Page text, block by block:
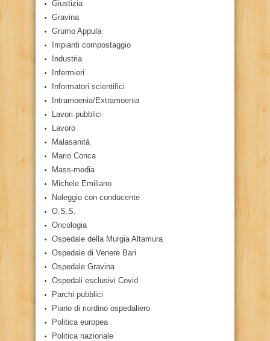
Giustizia
Gravina
Grumo Appula
Impianti compostaggio
Industria
Infermieri
Informatori scientifici
Intramoenia/Extramoenia
Lavori pubblici
Lavoro
Malasanità
Mario Conca
Mass-media
Michele Emiliano
Noleggio con conducente
O.S.S.
Oncologia
Ospedale della Murgia Altamura
Ospedale di Venere Bari
Ospedale Gravina
Ospedali esclusivi Covid
Parchi pubblici
Piano di riordino ospedaliero
Politica europea
Politica nazionale